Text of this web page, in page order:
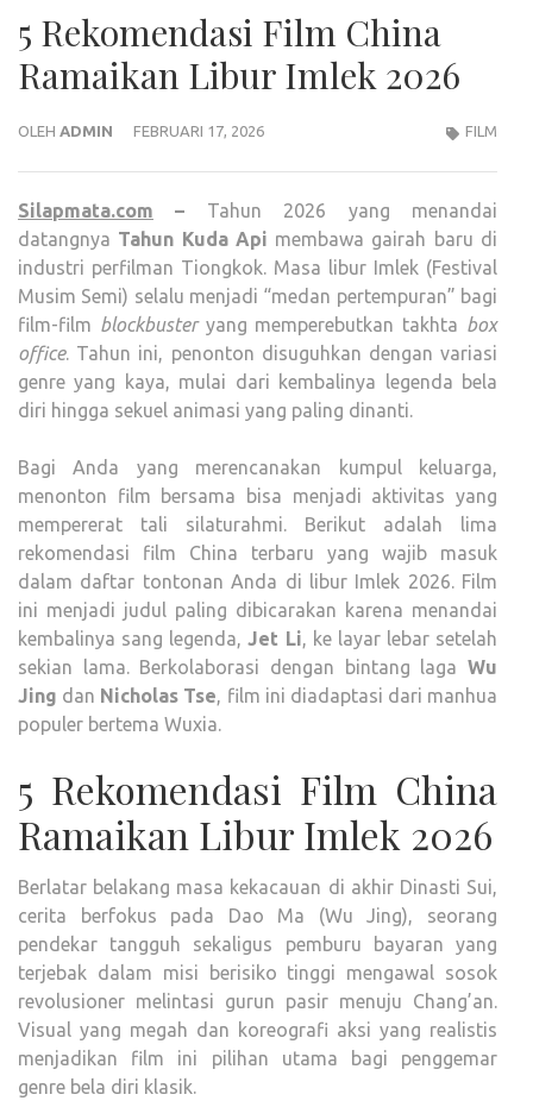
5 Rekomendasi Film China
Ramaikan Libur Imlek 2026
OLEH ADMIN FEBRUARI 17, 2026 FILM
Silapmata.com – Tahun 2026 yang menandai
datangnya Tahun Kuda Api membawa gairah baru di
industri perfilman Tiongkok. Masa libur Imlek (Festival
Musim Semi) selalu menjadi “medan pertempuran” bagi
film-film blockbusteryang memperebutkan takhta box
office. Tahun ini, penonton disuguhkan dengan variasi
genre yang kaya, mulai dari kembalinya legenda bela
diri hingga sekuel animasi yang paling dinanti.
Bagi Anda yang merencanakan kumpul keluarga,
menonton film bersama bisa menjadi aktivitas yang
mempererat tali silaturahmi. Berikut adalah lima
rekomendasi film China terbaru yang wajib masuk
dalam daftar tontonan Anda di libur Imlek 2026. Film
ini menjadi judul paling dibicarakan karena menandai
kembalinya sang legenda,Jet Li, ke layar lebar setelah
sekian lama. Berkolaborasi dengan bintang laga Wu
Jing dan Nicholas Tse, film ini diadaptasi dari manhua
populer bertema Wuxia.
5 Rekomendasi Film China
Ramaikan Libur Imlek 2026
Berlatar belakang masa kekacauan di akhir Dinasti Sui,
cerita berfokus pada Dao Ma (Wu Jing), seorang
pendekar tangguh sekaligus pemburu bayaran yang
terjebak dalam misi berisiko tinggi mengawal sosok
revolusioner melintasi gurun pasir menuju Chang’an.
Visual yang megah dan koreografi aksi yang realistis
menjadikan film ini pilihan utama bagi penggemar
genre bela diri klasik.